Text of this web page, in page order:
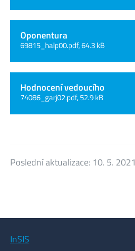
Oponentura
69815_halp00.pdf, 64.3 kB
Hodnocení vedoucího
74086_garj02.pdf, 52.9 kB
Poslední aktualizace: 10. 5. 2021
InSIS